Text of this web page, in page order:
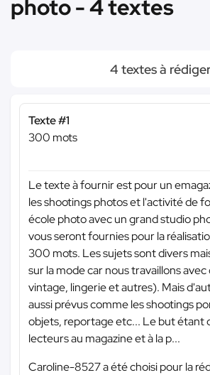
photo - 4 textes
4 textes à
Texte #1
300 mots
Le texte à fournir est pour un
les shootings photos et l'activité de
école photo avec un grand studio
vous seront fournies pour la
300 mots. Les sujets sont divers
sur la mode car nous travaillons
vintage, lingerie et autres). Mais
aussi prévus comme les shootings
objets, reportage etc... Le but étant
lecteurs au magazine et à la p...
Caroline-8527 a été choisi pour la